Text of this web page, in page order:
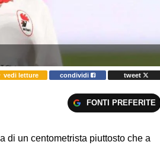
vedi letture condividi tweet
FONTI PREFERITE
di un centometrista piuttosto che a